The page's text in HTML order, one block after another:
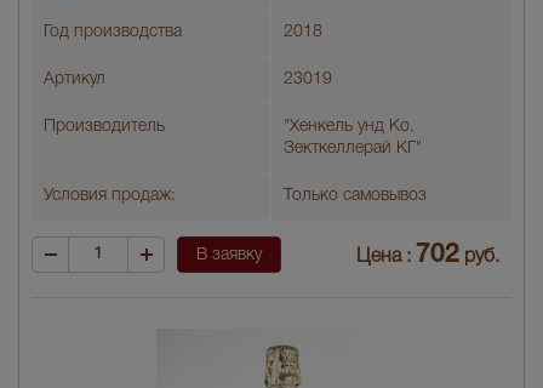
Год производства 2018
Артикул 23019
Производитель
"Хенкель унд Ко.
Зекткеллерай КГ"
Условия продаж: Только самовывоз
В заявку Цена : 702 руб.